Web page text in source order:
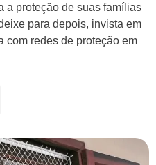
a proteção de suas famílias
para depois, invista em
com redes de proteção em